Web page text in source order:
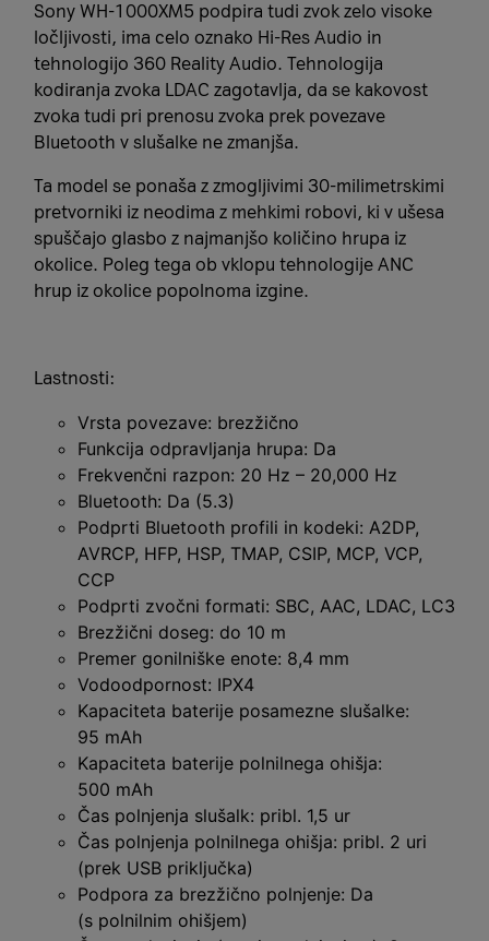
Sony WH-1000XM5 podpira tudi zvok zelo visoke
ločljivosti, ima celo oznako Hi-Res Audio in
tehnologijo 360 Reality Audio. Tehnologija
kodiranja zvoka LDAC zagotavlja, da se kakovost
zvoka tudi pri prenosu zvoka prek povezave
Bluetooth v slušalke ne zmanjša.
Ta model se ponaša z zmogljivimi 30-milimetrskimi
pretvorniki iz neodima z mehkimi robovi, ki v ušesa
spuščajo glasbo z najmanjšo količino hrupa iz
okolice. Poleg tega ob vklopu tehnologije ANC
hrup iz okolice popolnoma izgine.
Lastnosti:
Vrsta povezave: brezžično
Funkcija odpravljanja hrupa: Da
Frekvenčni razpon: 20 Hz – 20,000 Hz
Bluetooth: Da (5.3)
Podprti Bluetooth profili in kodeki: A2DP,
AVRCP, HFP, HSP, TMAP, CSIP, MCP, VCP,
CCP
Podprti zvočni formati: SBC, AAC, LDAC, LC3
Brezžični doseg: do 10 m
Premer gonilniške enote: 8,4 mm
Vodoodpornost: IPX4
Kapaciteta baterije posamezne slušalke:
95 mAh
Kapaciteta baterije polnilnega ohišja:
500 mAh
Čas polnjenja slušalk: pribl. 1,5 ur
Čas polnjenja polnilnega ohišja: pribl. 2 uri
(prek USB priključka)
Podpora za brezžično polnjenje: Da
(s polnilnim ohišjem)